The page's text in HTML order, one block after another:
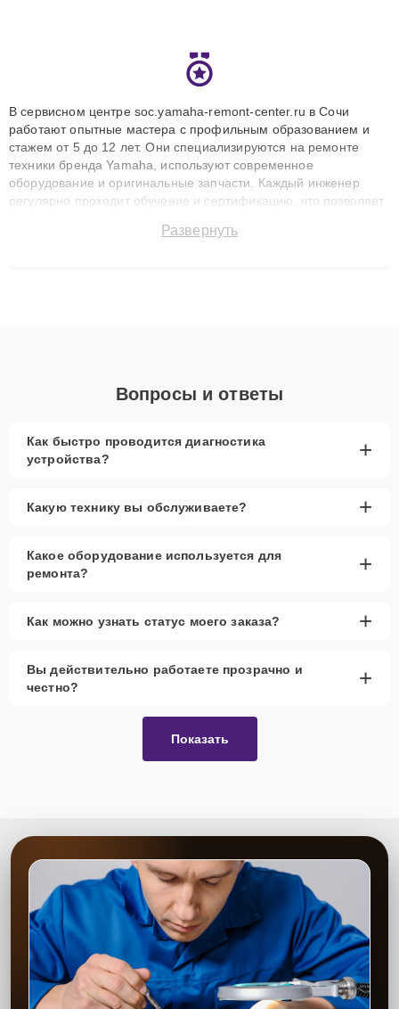
В сервисном центре soc.yamaha-remont-center.ru в Сочи
работают опытные мастера с профильным образованием и
стажем от 5 до 12 лет. Они специализируются на ремонте
техники бренда Yamaha, используют современное
оборудование и оригинальные запчасти. Каждый инженер
регулярно проходит обучение и сертификацию, что позволяет
технику с сохранением гарантии до 3 лет. Наши мастера
Развернуть
Вопросы и ответы
Как быстро проводится диагностика
устройства?
+
Какую технику вы обслуживаете? +
Какое оборудование используется для
ремонта?
+
Как можно узнать статус моего заказа? +
Вы действительно работаете прозрачно и
честно?
+
Показать